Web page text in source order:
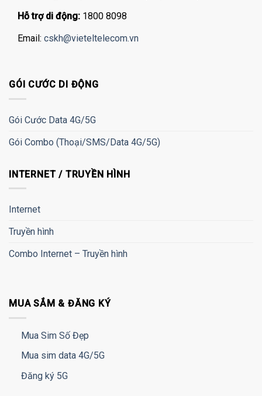
Hỗ trợ di động: 1800 8098
Email: cskh@vieteltelecom.vn
GÓI CƯỚC DI ĐỘNG
Gói Cước Data 4G/5G
Gói Combo (Thoại/SMS/Data 4G/5G)
INTERNET / TRUYỀN HÌNH
Internet
Truyền hình
Combo Internet – Truyền hình
MUA SẮM & ĐĂNG KÝ
Mua Sim Số Đẹp
Mua sim data 4G/5G
Đăng ký 5G